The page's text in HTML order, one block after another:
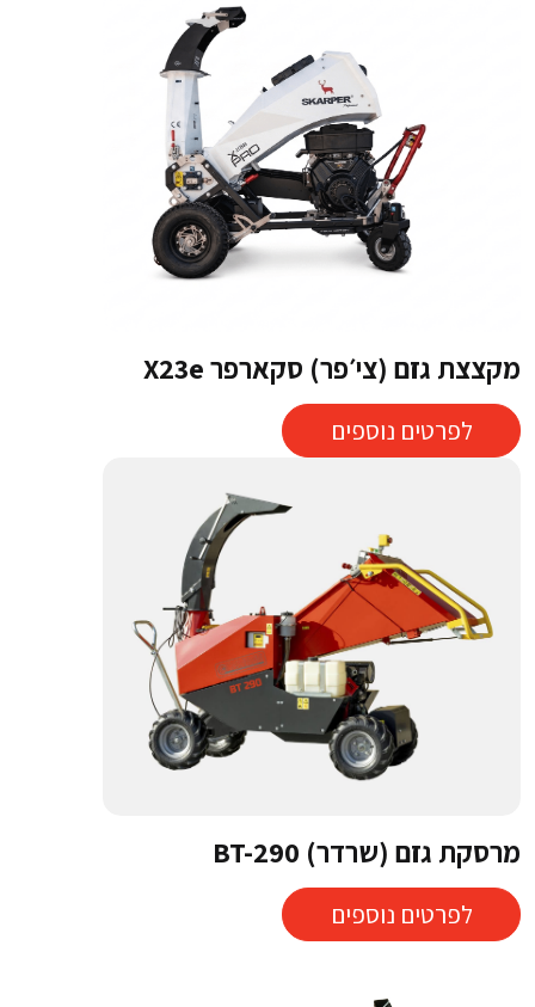
מקצצת גזם (צי׳פר) סקארפר X23e
לפרטים נוספים
מרסקת גזם (שרדר) BT-290
לפרטים נוספים